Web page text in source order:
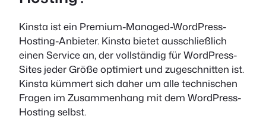
Kinsta ist ein Premium-Managed-WordPress-
Hosting-Anbieter. Kinsta bietet ausschließlich
einen Service an, der vollständig für WordPress-
Sites jeder Größe optimiert und zugeschnitten ist.
Kinsta kümmert sich daher um alle technischen
Fragen im Zusammenhang mit dem WordPress-
Hosting selbst.